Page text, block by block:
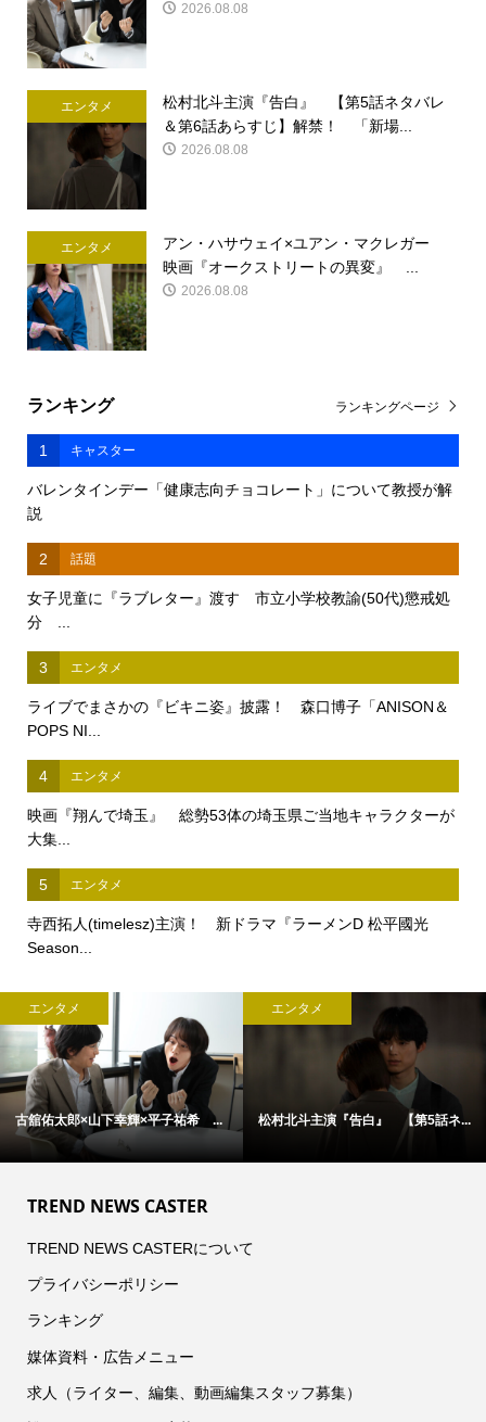
2026.08.08
エンタメ
松村北斗主演『告白』 【第5話ネタバレ
＆第6話あらすじ】解禁！ 「新場...
2026.08.08
エンタメ
アン・ハサウェイ×ユアン・マクレガー
映画『オークストリートの異変』 ...
2026.08.08
ランキング
1 キャスター
バレンタインデー「健康志向チョコレート」について教授が解
説
2 話題
女子児童に『ラブレター』渡す 市立小学校教諭(50代)懲戒処
分 ...
3 エンタメ
ライブでまさかの『ビキニ姿』披露！ 森口博子「ANISON＆
POPS NI...
4 エンタメ
映画『翔んで埼玉』 総勢53体の埼玉県ご当地キャラクターが
大集...
5 エンタメ
寺西拓人(timelesz)主演！ 新ドラマ『ラーメンD 松平國光
Season...
ランキングページ
エンタメ
アン・ハサウェイ×ユアン・マクレ...
エンタメ
松村北斗主演『告白』 本日21時...
TREND NEWS CASTER
TREND NEWS CASTERについて
プライバシーポリシー
ランキング
媒体資料・広告メニュー
求人（ライター、編集、動画編集スタッフ募集）